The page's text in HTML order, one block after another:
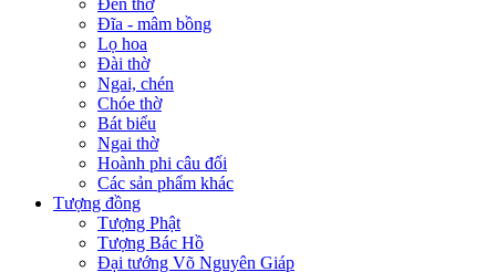
Đĩa - mâm bồng
Lọ hoa
Đài thờ
Ngai, chén
Chóe thờ
Bát biểu
Ngai thờ
Hoành phi câu đối
Các sản phẩm khác
Tượng đồng
Tượng Phật
Tượng Bác Hồ
Đại tướng Võ Nguyên Giáp